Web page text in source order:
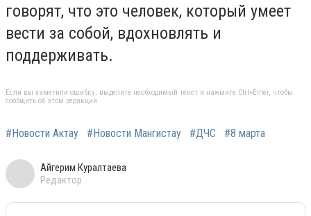
говорят, что это человек, который умеет
вести за собой, вдохновлять и
поддерживать.
Если вы заметили ошибку, выделите необходимый текст и нажмите Ctrl+Enter, чтобы
сообщить об этом редакции
#Новости Актау #Новости Мангистау #ДЧС #8 марта
Айгерим Куралтаева
Редактор